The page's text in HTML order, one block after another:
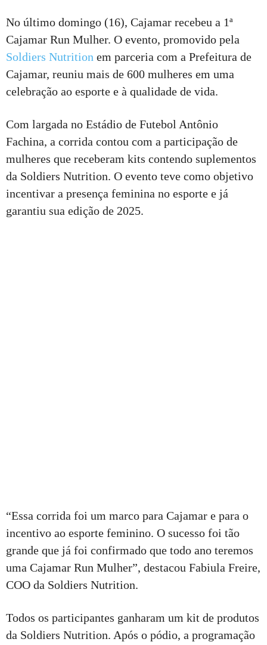
No último domingo (16), Cajamar recebeu a 1ª
Cajamar Run Mulher. O evento, promovido pela
Soldiers Nutrition em parceria com a Prefeitura de
Cajamar, reuniu mais de 600 mulheres em uma
celebração ao esporte e à qualidade de vida.
Com largada no Estádio de Futebol Antônio
Fachina, a corrida contou com a participação de
mulheres que receberam kits contendo suplementos
da Soldiers Nutrition. O evento teve como objetivo
incentivar a presença feminina no esporte e já
garantiu sua edição de 2025.
“Essa corrida foi um marco para Cajamar e para o
incentivo ao esporte feminino. O sucesso foi tão
grande que já foi confirmado que todo ano teremos
uma Cajamar Run Mulher”, destacou Fabiula Freire,
COO da Soldiers Nutrition.
Todos os participantes ganharam um kit de produtos
da Soldiers Nutrition. Após o pódio, a programação